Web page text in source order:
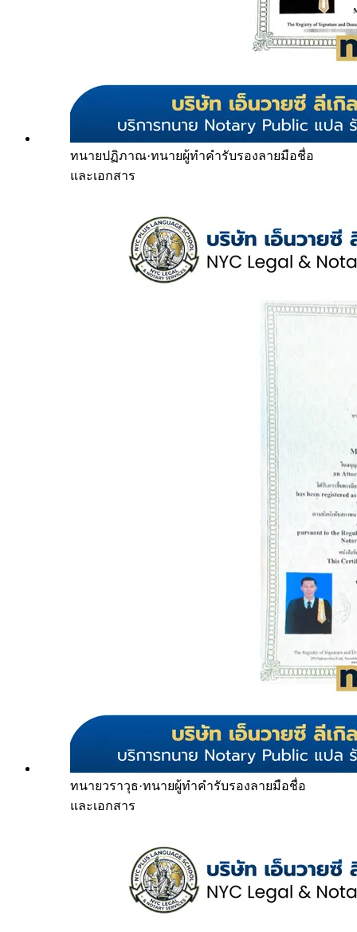
ทนายปฏิภาณ·ทนายผู้ทำคำรับรองลายมือชื่อ
และเอกสาร
ทนายวราวุธ·ทนายผู้ทำคำรับรองลายมือชื่อ
และเอกสาร